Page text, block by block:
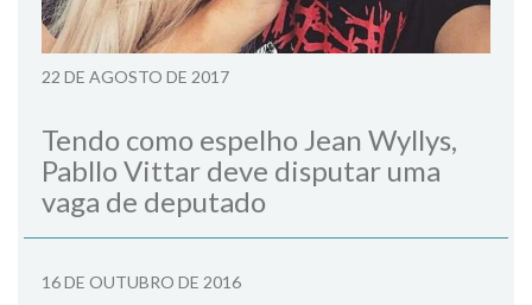
22 DE AGOSTO DE 2017
Tendo como espelho Jean Wyllys,
Pabllo Vittar deve disputar uma
vaga de deputado
16 DE OUTUBRO DE 2016